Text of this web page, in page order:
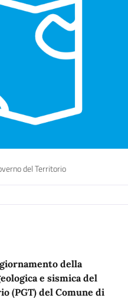
del Territorio
della
e sismica del
(PGT) del Comune di